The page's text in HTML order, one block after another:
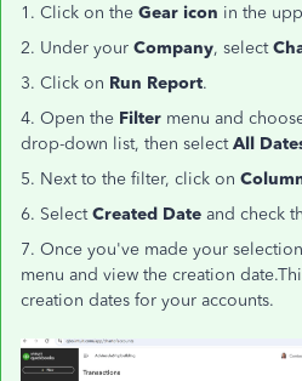
1. Click on the Gear icon in the
2. Under your Company, select
3. Click on Run Report.
4. Open the Filter menu and
drop-down list, then selectAll
5. Next to the filter, click on
6. SelectCreated Date and check
7. Once you've made your
menu and view the creation
creation dates for your accounts.